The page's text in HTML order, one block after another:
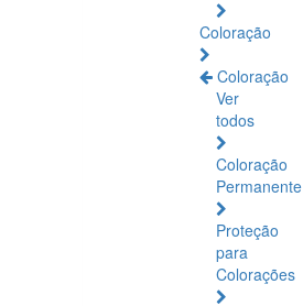
Coloração
Coloração
Ver
todos
Coloração
Permanente
Proteção
para
Colorações